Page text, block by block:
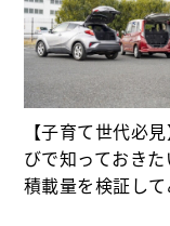
【子育て世代必
びで知っておき
積載量を検証し